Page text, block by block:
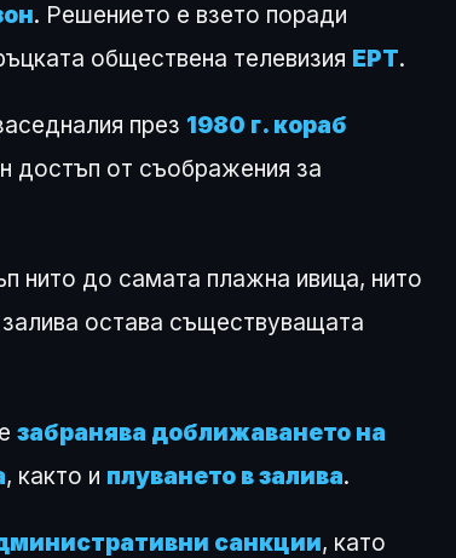
. Решението е взето поради
обществена телевизия ЕРТ.
през 1980 г. кораб
достъп от съображения за
нито до самата плажна ивица, нито
остава съществуващата
забранява доближаването на
, както и плуването в залива.
санкции, като